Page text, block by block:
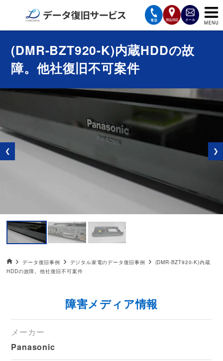
復旧費用と納期
サービスの流れ
対応メディア
データ復旧事例
(DMR-BZT920-K)内蔵HDDの故
障。他社復旧不可案件
❮ ❯
データ復旧HOME
データ復旧事例 デジタル家電のデータ復旧事例
(DMR-BZT920-K)内蔵
HDDの故障。他社復旧不可案件
障害メディア情報
メーカー
Panasonic